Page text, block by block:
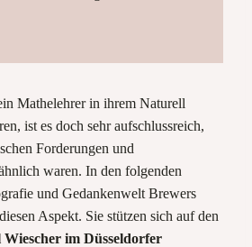
Mathelehrer in ihrem Naturell
ist es doch sehr aufschlussreich,
Forderungen und
waren. In den folgenden
und Gedankenwelt Brewers
Aspekt. Sie stützen sich auf den
im Düsseldorfer